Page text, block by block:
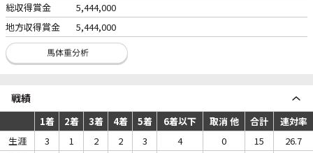
総収得賞金
5,444,000
地方収得賞金
5,444,000
戦績
1着 2着 3着 4着 5着 6着以下 取消 他 合計
連対率
生涯
3 1 2 2 3 4 0 15
26.7